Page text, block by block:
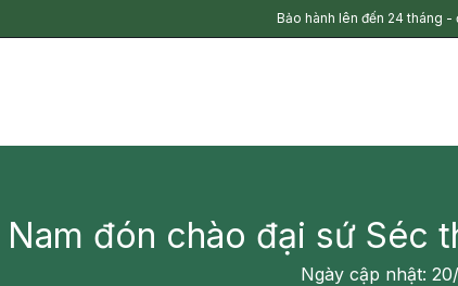
Bảo hành lên đến 24 tháng -
đón chào đại sứ Séc
Ngày cập nhật: